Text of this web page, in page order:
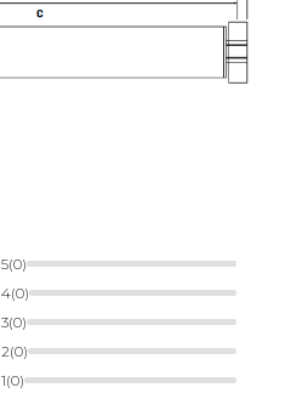
5(0)
4(0)
3(0)
2(0)
1(0)